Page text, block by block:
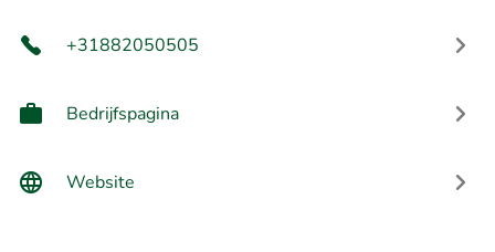
+31882050505
Bedrijfspagina
Website